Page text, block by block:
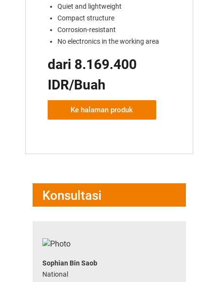
Quiet and lightweight
Compact structure
Corrosion-resistant
No electronics in the working area
dari 8.169.400
IDR/Buah
Ke halaman produk
Konsultasi
Sophian Bin Saob
National